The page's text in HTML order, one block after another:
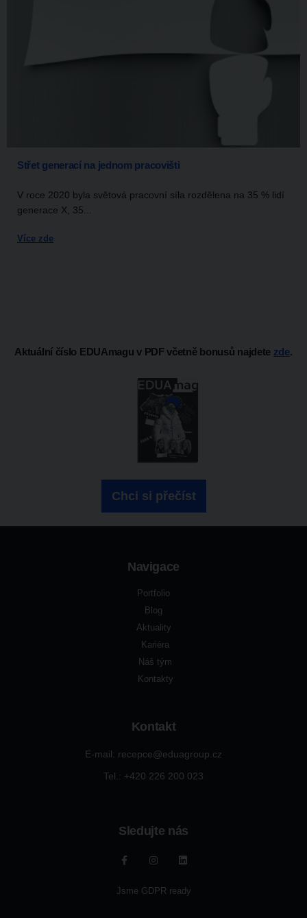
Střet generací na jednom pracovišti
V roce 2020 byla světová pracovní síla rozdělena na 35 % lidí
generace X, 35...
Více zde
Aktuální číslo EDUAmagu v PDF včetně bonusů najdete zde.
Chci si přečíst
Navigace
Portfolio
Blog
Aktuality
Kariéra
Náš tým
Kontakty
Kontakt
E-mail: recepce@eduagroup.cz
Tel.: +420 226 200 023
Sledujte nás
Jsme GDPR ready